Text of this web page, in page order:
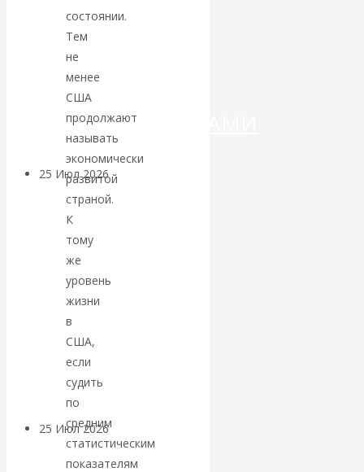
ДЕНЕГ»: КИТАЙ
ВЕДЁТ БОРЬБУ
КРИПТОВАЛЮТАМИ
25 Июл 2026Геополитика
Валентин
КАтасонов.
Может ли
Америка
покинуть НАТО?
25 Июл 2026Комментарии,
интервью и беседы
состоянии.
Тем
не
менее
США
продолжают
называть
экономически
развитой
страной.
К
тому
же
уровень
жизни
в
США,
если
судить
по
средним
статистическим
показателям